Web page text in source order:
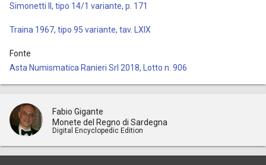
Simonetti II, tipo 14/1 variante, p. 171
Traina 1967, tipo 95 variante, tav. LXIX
Fonte
Asta Numismatica Ranieri Srl 2018, Lotto n. 906
Fabio Gigante
Monete del Regno di Sardegna
Digital Encyclopedic Edition